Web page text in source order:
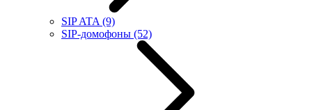
SIP ATA (9)
SIP-домофоны (52)